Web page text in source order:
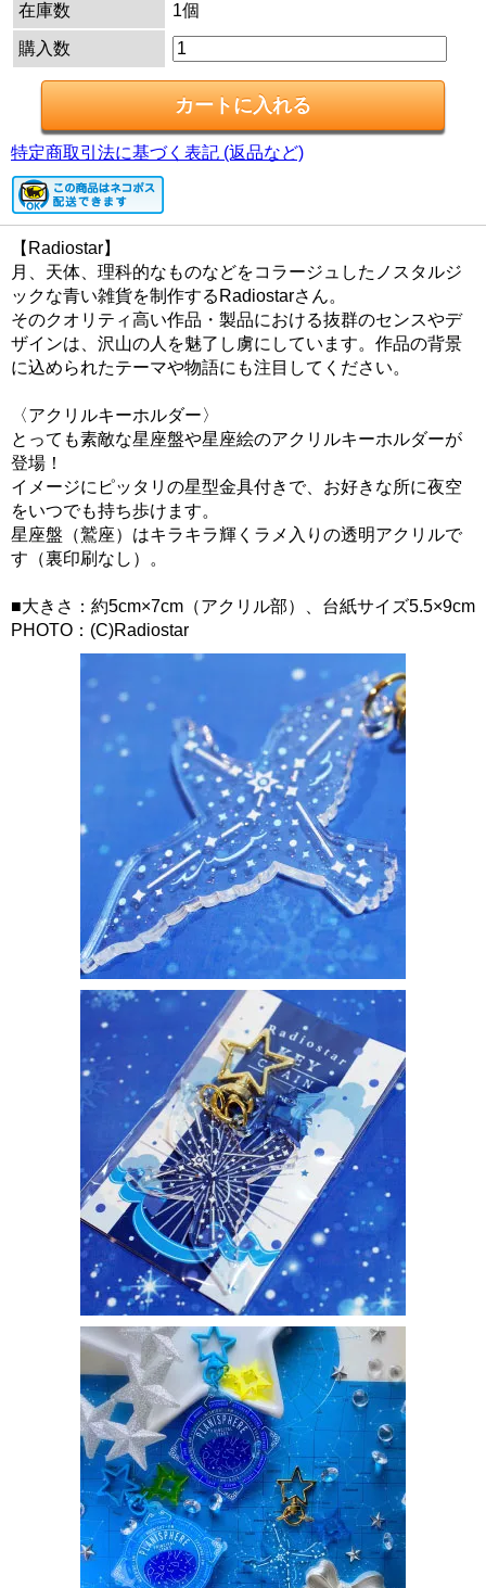
在庫数
1個
購入数
特定商取引法に基づく表記 (返品など)
【Radiostar】
月、天体、理科的なものなどをコラージュしたノスタルジ
ックな青い雑貨を制作するRadiostarさん。
そのクオリティ高い作品・製品における抜群のセンスやデ
ザインは、沢山の人を魅了し虜にしています。作品の背景
に込められたテーマや物語にも注目してください。
〈アクリルキーホルダー〉
とっても素敵な星座盤や星座絵のアクリルキーホルダーが
登場！
イメージにピッタリの星型金具付きで、お好きな所に夜空
をいつでも持ち歩けます。
星座盤（鷲座）はキラキラ輝くラメ入りの透明アクリルで
す（裏印刷なし）。
■大きさ：約5cm×7cm（アクリル部）、台紙サイズ5.5×9cm
PHOTO：(C)Radiostar